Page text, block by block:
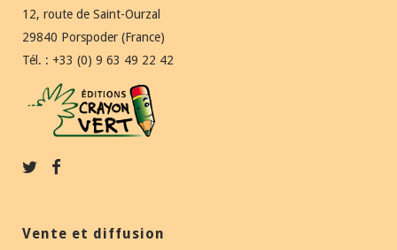
12, route de Saint-Ourzal
29840 Porspoder (France)
Tél. : +33 (0) 9 63 49 22 42
Vente et diffusion